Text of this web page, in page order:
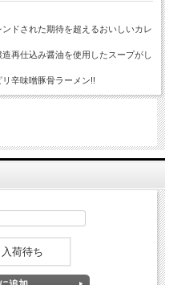
ドされた期待を超えるおいしいカレ
再仕込み醤油を使用したスープがし
辛味噌豚骨ラーメン!!
入荷待ち